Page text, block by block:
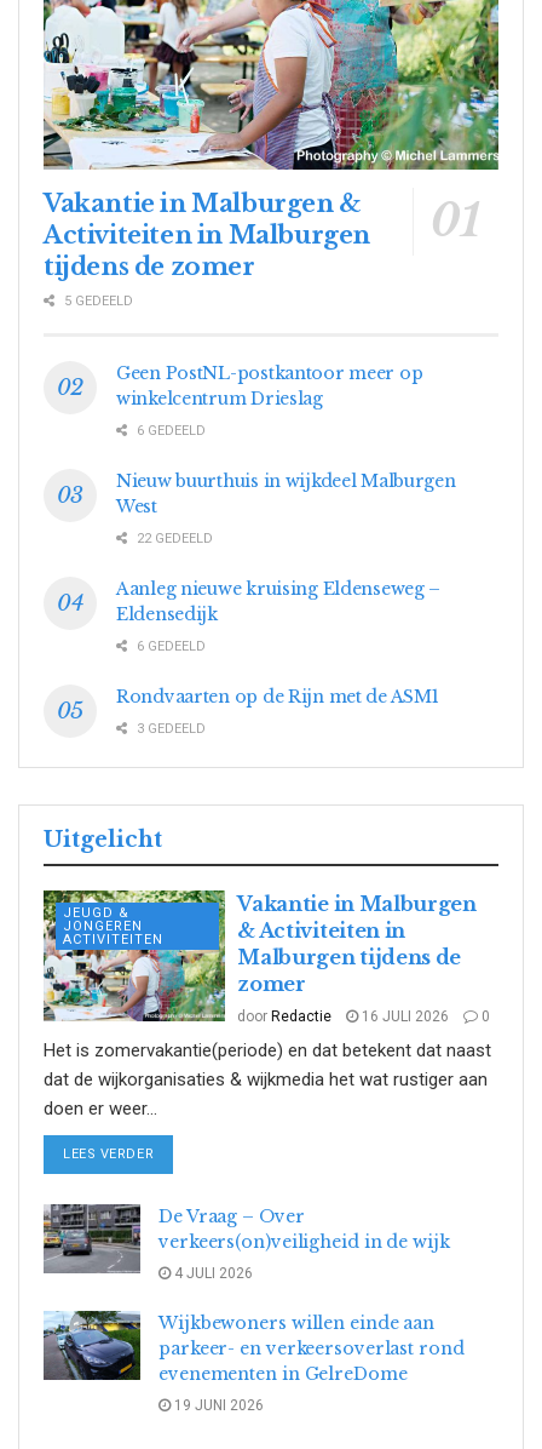
Vakantie in Malburgen &
Activiteiten in Malburgen
tijdens de zomer
5 GEDEELD
Geen PostNL-postkantoor meer op
winkelcentrum Drieslag
6 GEDEELD
Nieuw buurthuis in wijkdeel Malburgen
West
22 GEDEELD
Aanleg nieuwe kruising Eldenseweg –
Eldensedijk
6 GEDEELD
Rondvaarten op de Rijn met de ASM1
3 GEDEELD
Uitgelicht
JEUGD &
JONGEREN
ACTIVITEITEN
Vakantie in Malburgen
& Activiteiten in
Malburgen tijdens de
zomer
door Redactie 16 JULI 2026 0
Het is zomervakantie(periode) en dat betekent dat naast
dat de wijkorganisaties & wijkmedia het wat rustiger aan
doen er weer...
LEES VERDER
De Vraag – Over
verkeers(on)veiligheid in de wijk
4 JULI 2026
Wijkbewoners willen einde aan
parkeer- en verkeersoverlast rond
evenementen in GelreDome
19 JUNI 2026